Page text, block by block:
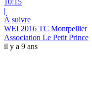
10:15
|
À suivre
WEI 2016 TC Montpellier
Association Le Petit Prince
il y a 9 ans